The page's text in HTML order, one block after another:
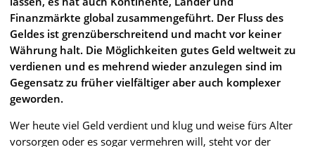
Finanzmärkte global zusammengeführt. Der Fluss des
Geldes ist grenzüberschreitend und macht vor keiner
Währung halt. Die Möglichkeiten gutes Geld weltweit zu
verdienen und es mehrend wieder anzulegen sind im
Gegensatz zu früher vielfältiger aber auch komplexer
geworden.
Wer heute viel Geld verdient und klug und weise fürs Alter
vorsorgen oder es sogar vermehren will, steht vor der